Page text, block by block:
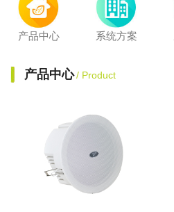
产品中心 系统方案
产品中心 / Product